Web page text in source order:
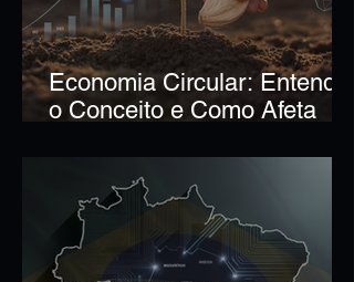
Economia Circular: Entenda
o Conceito e Como Afeta